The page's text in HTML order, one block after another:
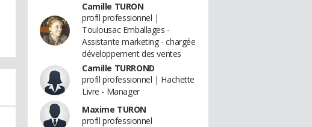
Camille TURON
profil professionnel |
Toulousac Emballages -
Assistante marketing - chargée
développement des ventes
Camille TURROND
profil professionnel | Hachette
Livre - Manager
Maxime TURON
profil professionnel